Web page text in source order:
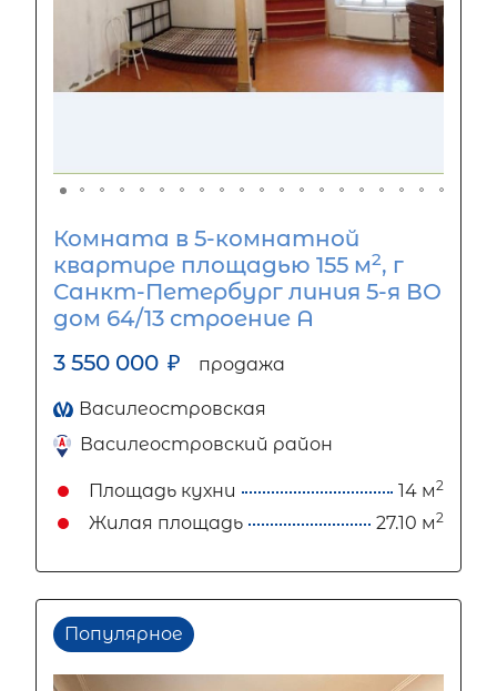
Комната в 5-комнатной
квартире площадью 155 м2, г
Санкт-Петербург линия 5-я ВО
дом 64/13 строение А
3 550 000 ₽ продажа
Василеостровская
Василеостровский район
Площадь кухни 14 м2
Жилая площадь 27.10 м2
Популярное